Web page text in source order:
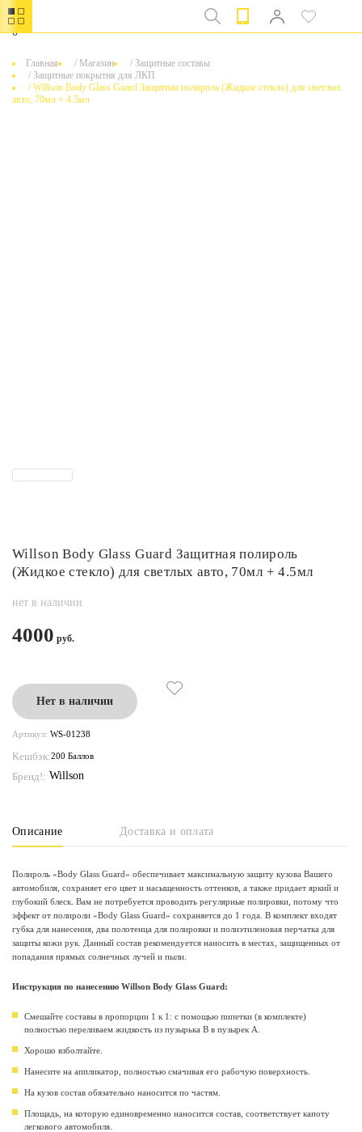
0
Главная / Магазин / Защитные составы
/ Защитные покрытия для ЛКП
/Willson Body Glass Guard Защитная полироль (Жидкое стекло) для светлых
авто, 70мл + 4.5мл
Willson Body Glass Guard Защитная полироль
(Жидкое стекло) для светлых авто, 70мл + 4.5мл
нет в наличии
4000
Нет в наличии
Артикул: WS-01238
Кешбэк:200 Баллов
Бренд!: Willson
Описание Доставка и оплата
Полироль «Body Glass Guard» обеспечивает максимальную защиту кузова Вашего
автомобиля, сохраняет его цвет и насыщенность оттенков, а также придает яркий и
глубокий блеск. Вам не потребуется проводить регулярные полировки, потому что
эффект от полироли «Body Glass Guard» сохраняется до 1 года. В комплект входят
губка для нанесения, два полотенца для полировки и полиэтиленовая перчатка для
защиты кожи рук. Данный состав рекомендуется наносить в местах, защищенных от
попадания прямых солнечных лучей и пыли.
Инструкция по нанесению Willson Body Glass Guard:
Смешайте составы в пропорции 1 к 1: с помощью пипетки (в комплекте)
полностью переливаем жидкость из пузырька B в пузырек A.
Хорошо взболтайте.
Нанесите на аппликатор, полностью смачивая его рабочую поверхность.
На кузов состав обязательно наносится по частям.
Площадь, на которую единовременно наносится состав, соответствует капоту
легкового автомобиля.